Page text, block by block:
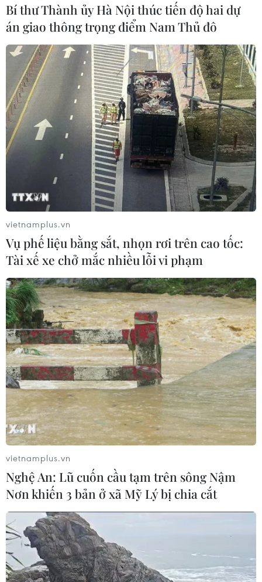
Bí thư Thành ủy Hà Nội thúc tiến độ hai dự
án giao thông trọng điểm Nam Thủ đô
vietnamplus.vn
Vụ phế liệu bằng sắt, nhọn rơi trên cao tốc:
Tài xế xe chở mắc nhiều lỗi vi phạm
vietnamplus.vn
Nghệ An: Lũ cuốn cầu tạm trên sông Nậm
Nơn khiến 3 bản ở xã Mỹ Lý bị chia cắt